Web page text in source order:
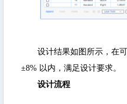
设计结果如图所示，在
±8% 以内，满足设计要求。
设计流程